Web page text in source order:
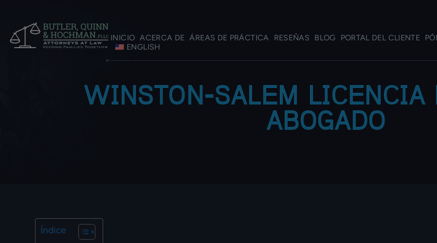
INICIO ACERCA DE ÁREAS DE PRÁCTICA RESEÑAS BLOG PORTAL DEL CLIENTE
ENGLISH
WINSTON-SALEM LICENCIA
ABOGADO
Índice